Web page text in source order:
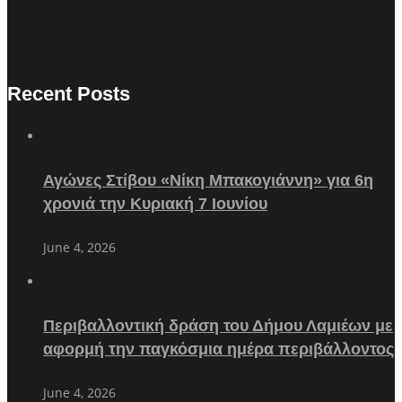
Recent Posts
Αγώνες Στίβου «Νίκη Μπακογιάννη» για 6η
χρονιά την Κυριακή 7 Ιουνίου
June 4, 2026
Περιβαλλοντική δράση του Δήμου Λαμιέων με
αφορμή την παγκόσμια ημέρα περιβάλλοντος
June 4, 2026